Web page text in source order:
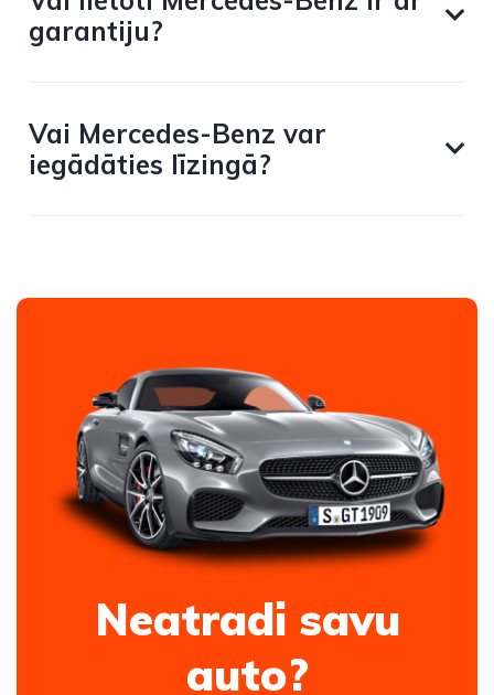
garantiju?
Vai Mercedes-Benz var
iegādāties līzingā?
Neatradi savu
auto?